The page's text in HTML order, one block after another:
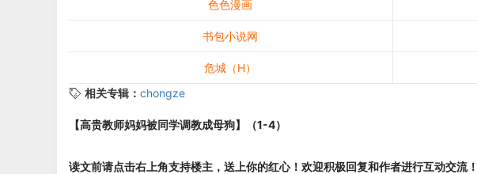
色色漫画
书包小说网
危城（H）
相关专辑： chongze
【高贵教师妈妈被同学调教成母狗】（1-4）
读文前请点击右上角支持楼主，送上你的红心！欢迎积极回复和作者进行互动交流！